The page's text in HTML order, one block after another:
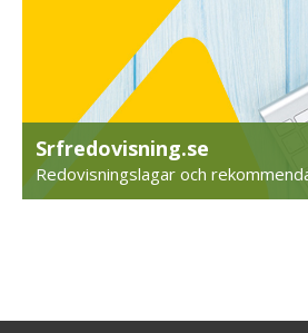
Srfredovisning.se
Redovisningslagar och